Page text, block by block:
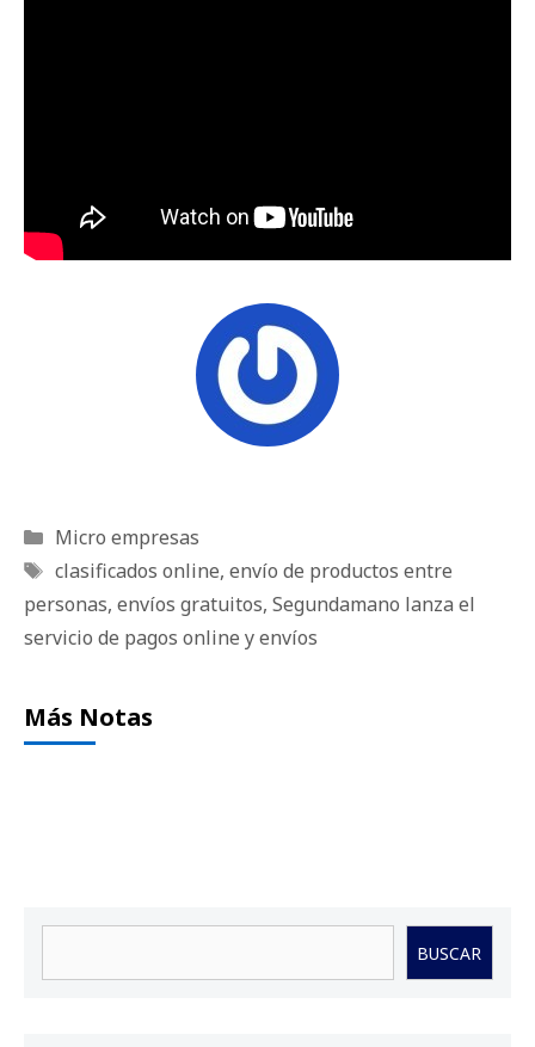
Categorías
Micro empresas
Etiquetas
clasificados online, envío de productos entre
personas, envíos gratuitos, Segundamano lanza el
servicio de pagos online y envíos
Más Notas
BUSCAR